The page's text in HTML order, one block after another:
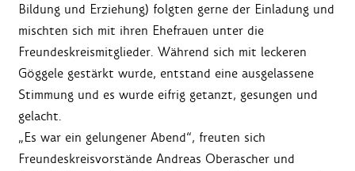
Bildung und Erziehung) folgten gerne der Einladung und
mischten sich mit ihren Ehefrauen unter die
Freundeskreismitglieder. Während sich mit leckeren
Göggele gestärkt wurde, entstand eine ausgelassene
Stimmung und es wurde eifrig getanzt, gesungen und
gelacht.
„Es war ein gelungener Abend“, freuten sich
Freundeskreisvorstände Andreas Oberascher und